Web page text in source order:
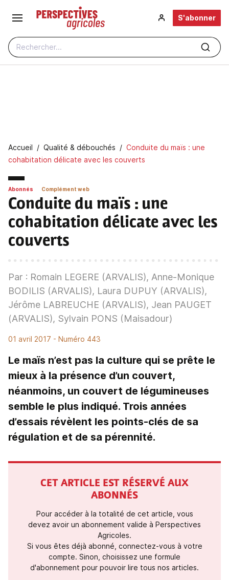
Aller au contenu principal
Rechercher...
S'abonner
Fil d'Ariane
Accueil Qualité & débouchés
Conduite du maïs : une
cohabitation délicate avec les couverts
Abonnés Complément web
Conduite du maïs : une
cohabitation délicate avec les
couverts
Par : Romain LEGERE (ARVALIS), Anne-Monique
BODILIS (ARVALIS), Laura DUPUY (ARVALIS),
Jérôme LABREUCHE (ARVALIS), Jean PAUGET
(ARVALIS), Sylvain PONS (Maisadour)
01 avril 2017 - Numéro 443
Le maïs n’est pas la culture qui se prête le
mieux à la présence d’un couvert,
néanmoins, un couvert de légumineuses
semble le plus indiqué. Trois années
d’essais révèlent les points-clés de sa
régulation et de sa pérennité.
CET ARTICLE EST RÉSERVÉ AUX
ABONNÉS
Pour accéder à la totalité de cet article, vous
devez avoir un abonnement valide à Perspectives
Agricoles.
Si vous êtes déjà abonné, connectez-vous à votre
compte. Sinon, choisissez une formule
d'abonnement pour pouvoir lire tous nos articles.